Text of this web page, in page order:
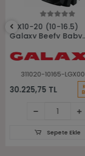
Sepete Ekle
31X10-20 (10-16.5)
Galaxy Beefy Baby
Bobcat Lastiği
311020-10165-
30.225,75 TL
Sepete Ekle